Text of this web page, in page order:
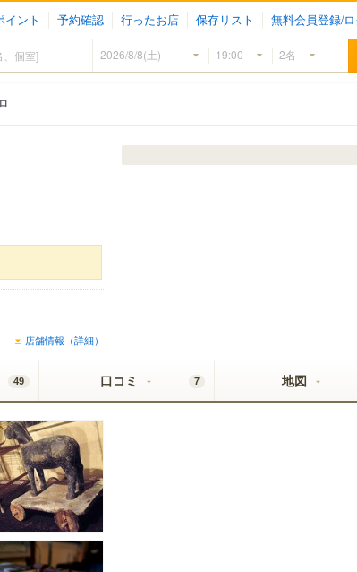
イント 予約確認 行ったお店 保存リスト 無料会員登録/
店舗情報（詳細）
49 口コミ 7 地図